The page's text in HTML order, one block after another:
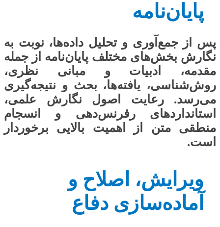
پایان‌نامه
پس از جمع‌آوری و تحلیل داده‌ها، نوبت به
نگارش بخش‌های مختلف پایان‌نامه از جمله
مقدمه، ادبیات و مبانی نظری،
روش‌شناسی، یافته‌ها، بحث و نتیجه‌گیری
می‌رسد. رعایت اصول نگارش علمی،
استانداردهای رفرنس‌دهی و انسجام
منطقی متن از اهمیت بالایی برخوردار
است.
ویرایش، اصلاح و
آماده‌سازی دفاع